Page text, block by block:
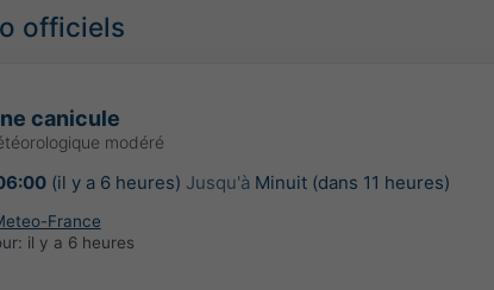
officiels
canicule
modéré
(il y a 6 heures) Jusqu'à Minuit (dans 11 heures)
France
il y a 6 heures